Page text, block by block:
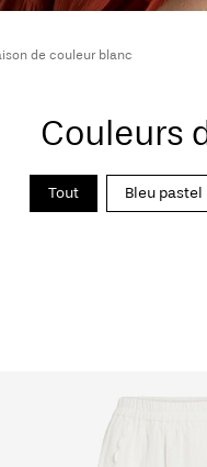
de couleur blanc
Couleurs
Tout Bleu pastel